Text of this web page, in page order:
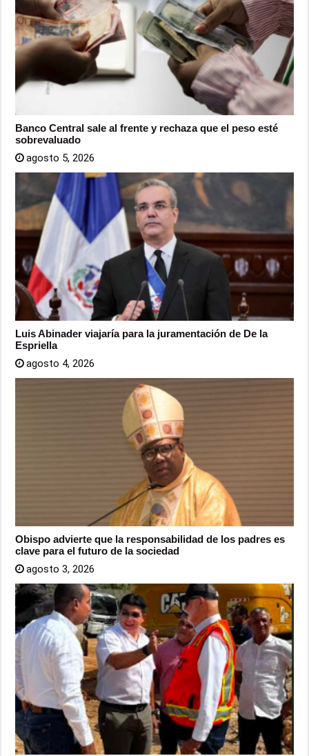
Banco Central sale al frente y rechaza que el peso esté
sobrevaluado
agosto 5, 2026
Luis Abinader viajaría para la juramentación de De la
Espriella
agosto 4, 2026
Obispo advierte que la responsabilidad de los padres es
clave para el futuro de la sociedad
agosto 3, 2026